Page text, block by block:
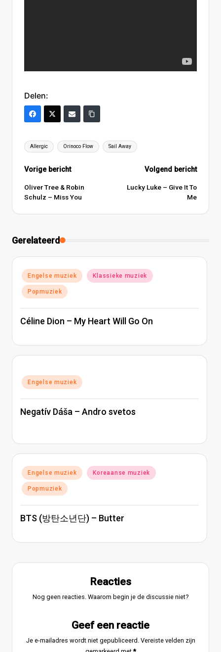
Delen:
Tags:
Allergic Orinoco Flow Sail Away
Bericht
navigatie
Vorige bericht
Oliver Tree & Robin
Schulz – Miss You
Volgend bericht
Lucky Luke – Give It To
Me
Gerelateerd
Geplaatst
in
Engelse muziek Klassieke muziek
Popmuziek
Céline Dion – My Heart Will Go On
Geplaatst
in
Engelse muziek
Negatív Dáša – Andro svetos
Geplaatst
in
Engelse muziek Koreaanse muziek
Popmuziek
BTS (방탄소년단) – Butter
Reacties
Nog geen reacties. Waarom begin je de discussie niet?
Geef een reactie
Je e-mailadres wordt niet gepubliceerd. Vereiste velden zijn